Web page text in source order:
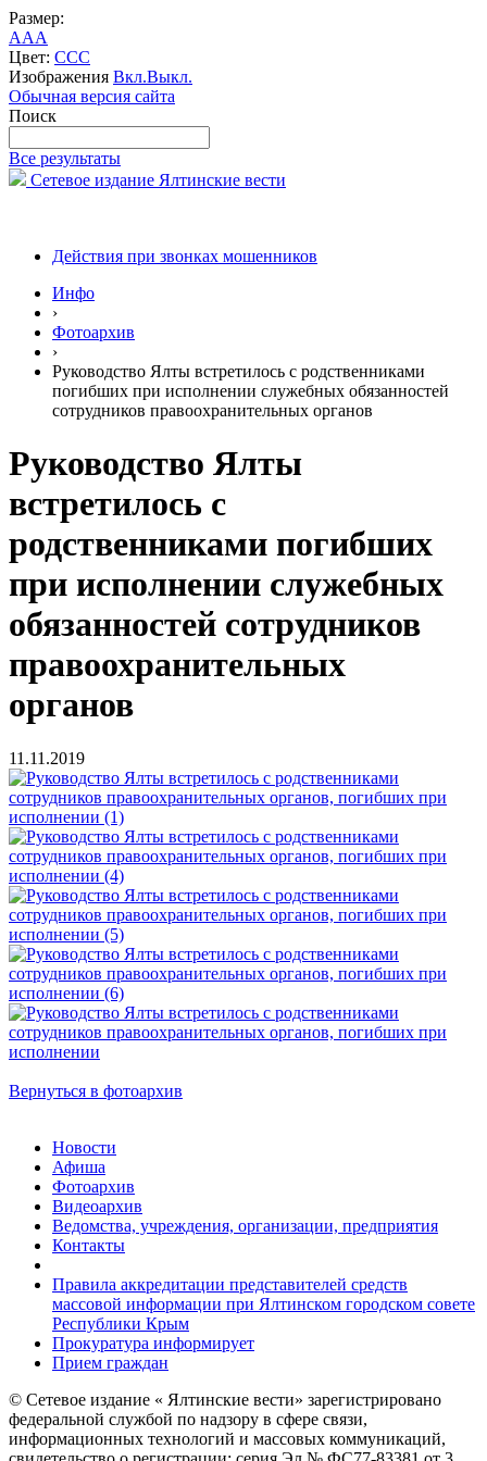
Размер:
AAA
Цвет: CCC
Изображения Вкл.Выкл.
Обычная версия сайта
Поиск
Все результаты
Сетевое издание Ялтинские вести
Действия при звонках мошенников
Инфо
›
Фотоархив
›
Руководство Ялты встретилось с родственниками
погибших при исполнении служебных обязанностей
сотрудников правоохранительных органов
Руководство Ялты
встретилось с
родственниками погибших
при исполнении служебных
обязанностей сотрудников
правоохранительных
органов
11.11.2019
Вернуться в фотоархив
Новости
Афиша
Фотоархив
Видеоархив
Ведомства, учреждения, организации, предприятия
Контакты
Правила аккредитации представителей средств
массовой информации при Ялтинском городском совете
Республики Крым
Прокуратура информирует
Прием граждан
© Сетевое издание « Ялтинские вести» зарегистрировано
федеральной службой по надзору в сфере связи,
информационных технологий и массовых коммуникаций,